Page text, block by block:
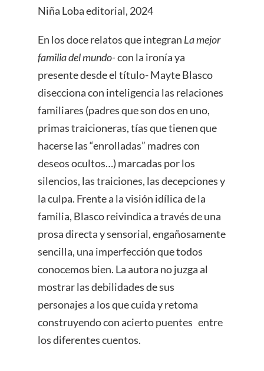
Niña Loba editorial, 2024
En los doce relatos que integran La mejor
familia del mundo-con la ironía ya
presente desde el título- Mayte Blasco
disecciona con inteligencia las relaciones
familiares (padres que son dos en uno,
primas traicioneras, tías que tienen que
hacerse las “enrolladas” madres con
deseos ocultos…) marcadas por los
silencios, las traiciones, las decepciones y
la culpa. Frente a la visión idílica de la
familia, Blasco reivindica a través de una
prosa directa y sensorial, engañosamente
sencilla, una imperfección que todos
conocemos bien. La autora no juzga al
mostrar las debilidades de sus
personajes a los que cuida y retoma
construyendo con acierto puentes entre
los diferentes cuentos.